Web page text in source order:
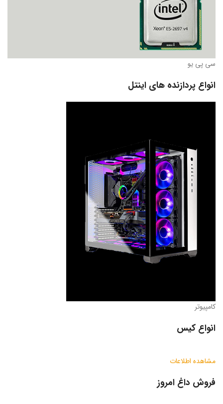
سی پی یو
انواع پردازنده های اینتل
کامپیوتر
انواع کیس
مشاهده اطلاعات
فروش داغ امروز